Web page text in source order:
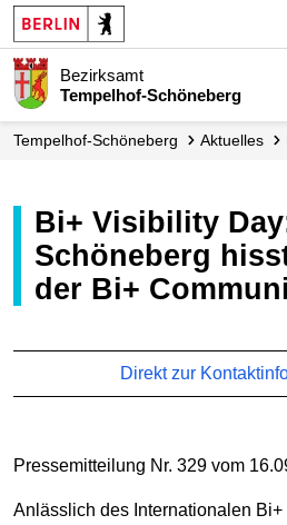
Bezirksamt
Tempelhof-Schöneberg
Tempelhof-Schöneberg Aktuelles
Bi+ Visibility Day: Tempelhof-
Schöneberg
der Bi+
Direkt zur
Pressemitteilung Nr. 329 vom
Anlässlich des Internationalen